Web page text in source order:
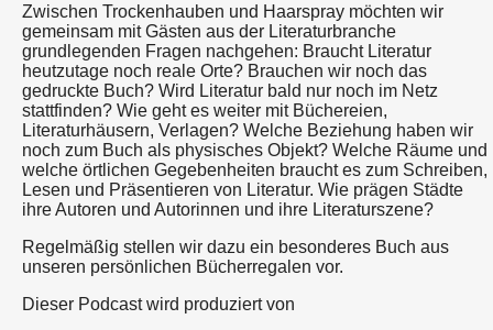
Zwischen Trockenhauben und Haarspray möchten wir
gemeinsam mit Gästen aus der Literaturbranche
grundlegenden Fragen nachgehen: Braucht Literatur
heutzutage noch reale Orte? Brauchen wir noch das
gedruckte Buch? Wird Literatur bald nur noch im Netz
stattfinden? Wie geht es weiter mit Büchereien,
Literaturhäusern, Verlagen? Welche Beziehung haben wir
noch zum Buch als physisches Objekt? Welche Räume und
welche örtlichen Gegebenheiten braucht es zum Schreiben,
Lesen und Präsentieren von Literatur. Wie prägen Städte
ihre Autoren und Autorinnen und ihre Literaturszene?
Regelmäßig stellen wir dazu ein besonderes Buch aus
unseren persönlichen Bücherregalen vor.
Dieser Podcast wird produziert von